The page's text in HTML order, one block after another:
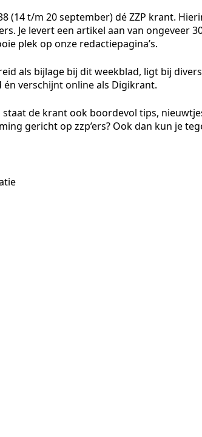
(14 t/m 20 september) dé ZZP krant.
Je levert een artikel aan van ongeveer
plek op onze redactiepagina’s.
als bijlage bij dit weekblad, ligt bij
verschijnt online als Digikrant.
de krant ook boordevol tips,
gericht op zzp’ers? Ook dan kun je